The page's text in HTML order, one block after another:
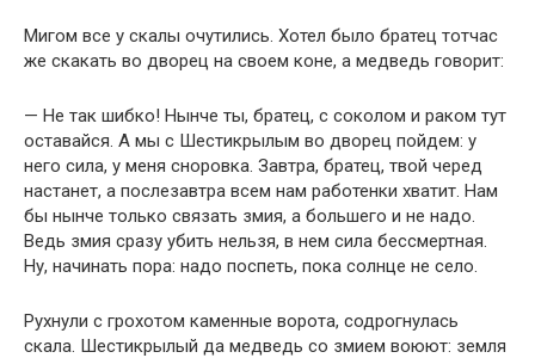
Мигом все у скалы очутились. Хотел было братец тотчас
же скакать во дворец на своем коне, а медведь говорит:
— Не так шибко! Нынче ты, братец, с соколом и раком тут
оставайся. А мы с Шестикрылым во дворец пойдем: у
него сила, у меня сноровка. Завтра, братец, твой черед
настанет, а послезавтра всем нам работенки хватит. Нам
бы нынче только связать змия, а большего и не надо.
Ведь змия сразу убить нельзя, в нем сила бессмертная.
Ну, начинать пора: надо поспеть, пока солнце не село.
Рухнули с грохотом каменные ворота, содрогнулась
скала. Шестикрылый да медведь со змием воюют: земля